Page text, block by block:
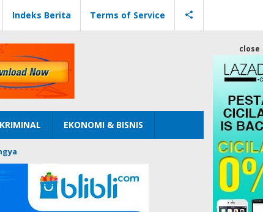
Indeks Berita Terms of Service
EKONOMI & BISNIS
close